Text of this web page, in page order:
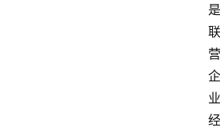
是
联
营
企
业
经